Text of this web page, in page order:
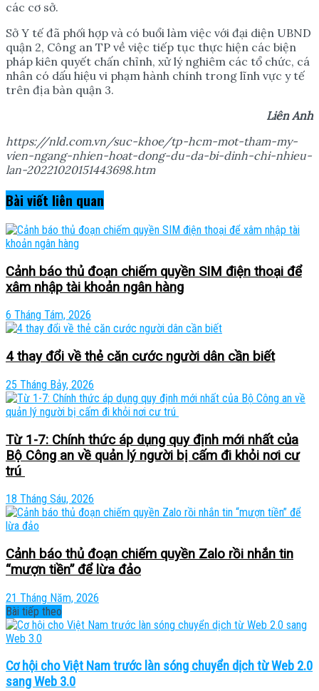
các cơ sở.
Sở Y tế đã phối hợp và có buổi làm việc với đại diện UBND
quận 2, Công an TP về việc tiếp tục thực hiện các biện
pháp kiên quyết chấn chỉnh, xử lý nghiêm các tổ chức, cá
nhân có dấu hiệu vi phạm hành chính trong lĩnh vực y tế
trên địa bàn quận 3.
Liên Anh
https://nld.com.vn/suc-khoe/tp-hcm-mot-tham-my-
vien-ngang-nhien-hoat-dong-du-da-bi-dinh-chi-nhieu-
lan-20221020151443698.htm
Bài viết liên quan
Cảnh báo thủ đoạn chiếm quyền SIM điện thoại để
xâm nhập tài khoản ngân hàng
6 Tháng Tám, 2026
4 thay đổi về thẻ căn cước người dân cần biết
25 Tháng Bảy, 2026
Từ 1-7: Chính thức áp dụng quy định mới nhất của
Bộ Công an về quản lý người bị cấm đi khỏi nơi cư
trú
18 Tháng Sáu, 2026
Cảnh báo thủ đoạn chiếm quyền Zalo rồi nhắn tin
“mượn tiền” để lừa đảo
21 Tháng Năm, 2026
Bài tiếp theo
Cơ hội cho Việt Nam trước làn sóng chuyển dịch từ Web 2.0
sang Web 3.0